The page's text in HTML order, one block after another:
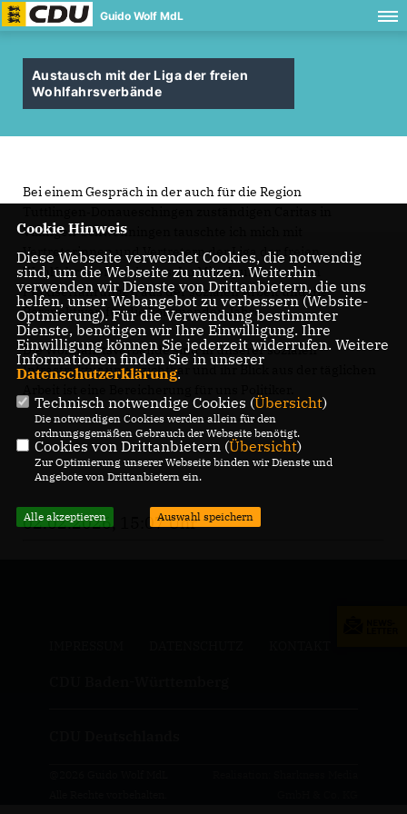
Guido Wolf MdL
Austausch mit der Liga der freien
Wohlfahrsverbände
Bei einem Gespräch in der auch für die Region
Villingen‑Schwenningen tauschte ich mich mit
Vertreterinnen und Vertretern der Liga der freien
Wohlfahrtsverbände aus. Im Mittelpunkt standen
Praxiserfahrungen aus der sozialen Arbeit und die
Perspektiven für die kommenden Jahre.
Die Wohlfahrtsverbände sind in unserer sozialen
Infrastruktur unverzichtbar und ihr Blick aus der täglichen
02.02.2026, 15:07 Uhr
Cookie Hinweis
Diese Webseite verwendet Cookies, die notwendig
sind, um die Webseite zu nutzen. Weiterhin
verwenden wir Dienste von Drittanbietern, die uns
helfen, unser Webangebot zu verbessern (Website-
Optmierung). Für die Verwendung bestimmter
Dienste, benötigen wir Ihre Einwilligung. Ihre
Einwilligung können Sie jederzeit widerrufen. Weitere
Informationen finden Sie in unserer
Datenschutzerklärung.
Technisch notwendige Cookies (Übersicht)
Die notwendigen Cookies werden allein für den
ordnungsgemäßen Gebrauch der Webseite benötigt.
Cookies von Drittanbietern (Übersicht)
Zur Optimierung unserer Webseite binden wir Dienste und
Angebote von Drittanbietern ein.
Alle akzeptieren Auswahl speichern